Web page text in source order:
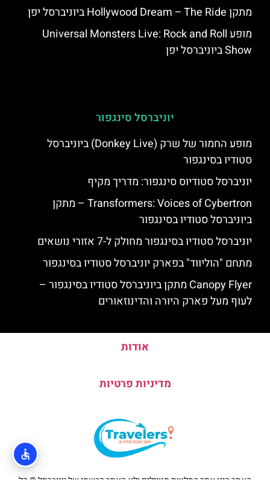
מתקן Hollywood Dream – The Ride ביוניברסל יפן
מופע Universal Monsters Live: Rock and Roll
Show ביוניברסל יפן
יוניברסל סינגפור
מופע החמור של שרק (Donkey Live) ביוניברסל
סטודיו בסינגפור
יוניברסל סטודיוס סינגפור: מדריך מקיף
Transformers: Voices of Cybertron – מתקן
ביוניברסל סטודיו בסינגפור
יוניברסל סטודיו בסינגפור מחולק ל-7 אזורי נושאים
מתחם "הוליווד" בפארק יוניברסל סטודיו בסינגפור
Canopy Flyer מתקן ביוניברסל סטודיו בסינגפור –
לעוף מעל פארק היורה והדינוזאורים
אודות
מדיניות פרטיות
האתר הינו אתר המלצות מטיילים ולא האתר הרשמי של יוניברסל © כל